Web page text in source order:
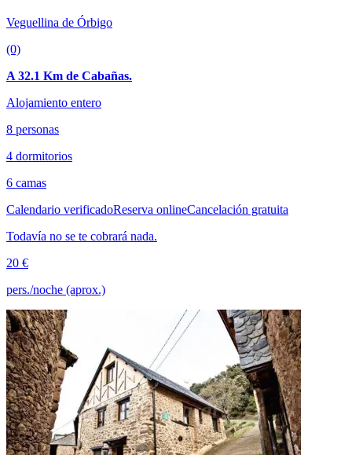
Veguellina de Órbigo
(0)
A 32.1 Km de Cabañas.
Alojamiento entero
8 personas
4 dormitorios
6 camas
Calendario verificadoReserva onlineCancelación gratuita
Todavía no se te cobrará nada.
20 €
pers./noche (aprox.)